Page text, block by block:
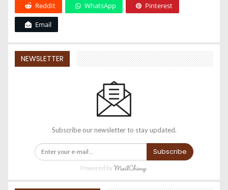
ReddIt WhatsApp Pinterest
Email
NEWSLETTER
Subscribe our newsletter to stay updated.
Subscribe
Powered by